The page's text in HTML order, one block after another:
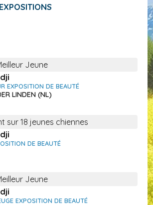
Jeune
EXPOSITION DE BEAUTÉ
LINDEN (NL)
sur 18 jeunes chiennes
DE BEAUTÉ
Jeune
EXPOSITION DE BEAUTÉ